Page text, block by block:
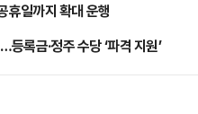
휴일까지 확대 운행
록금·정주 수당 ‘파격 지원’